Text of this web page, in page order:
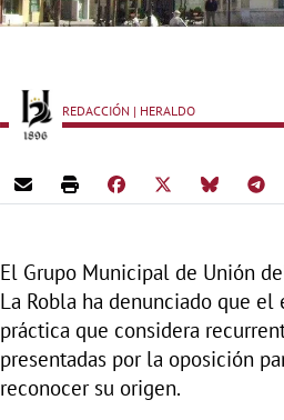
REDACCIÓN | HERALDO
El Grupo Municipal de Unión
La Robla ha denunciado que
práctica que considera
presentadas por la oposición
reconocer su origen.